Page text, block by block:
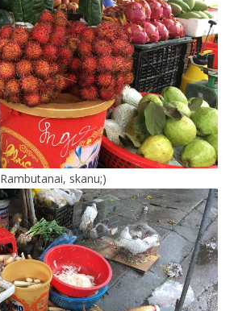
Rambutanai, skanu;)